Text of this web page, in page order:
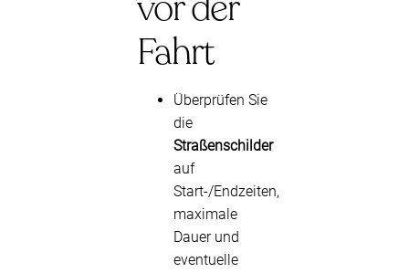
Fahrt
Überprüfen Sie
die
Straßenschilder
auf
Start-/Endzeiten,
maximale
Dauer und
eventuelle